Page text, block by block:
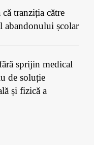
tranziția către
abandonului școlar
sprijin medical
de soluție
și fizică a